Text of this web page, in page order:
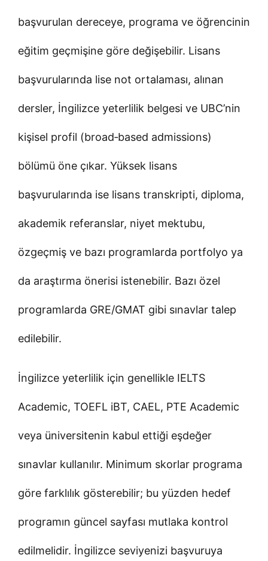
başvurulan dereceye, programa ve öğrencinin
eğitim geçmişine göre değişebilir. Lisans
başvurularında lise not ortalaması, alınan
dersler, İngilizce yeterlilik belgesi ve UBC’nin
kişisel profil (broad‑based admissions)
bölümü öne çıkar. Yüksek lisans
başvurularında ise lisans transkripti, diploma,
akademik referanslar, niyet mektubu,
özgeçmiş ve bazı programlarda portfolyo ya
da araştırma önerisi istenebilir. Bazı özel
programlarda GRE/GMAT gibi sınavlar talep
edilebilir.
İngilizce yeterlilik için genellikle IELTS
Academic, TOEFL iBT, CAEL, PTE Academic
veya üniversitenin kabul ettiği eşdeğer
sınavlar kullanılır. Minimum skorlar programa
göre farklılık gösterebilir; bu yüzden hedef
programın güncel sayfası mutlaka kontrol
edilmelidir. İngilizce seviyenizi başvuruya